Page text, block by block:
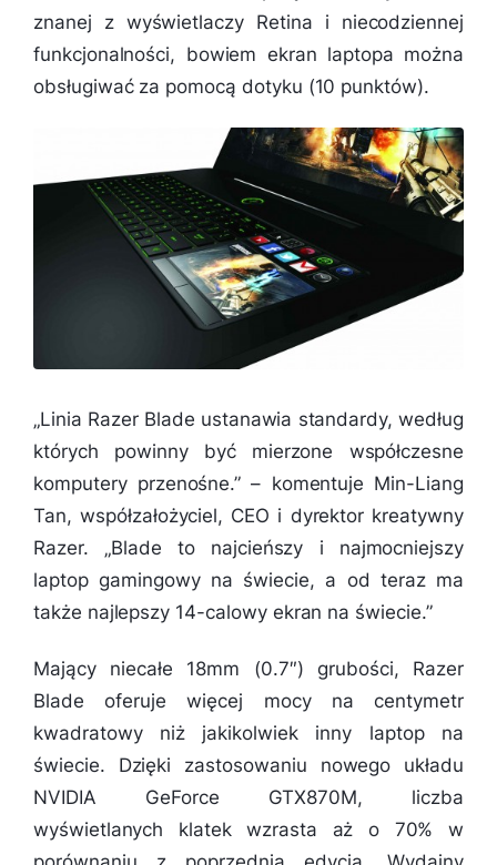
znanej z wyświetlaczy Retina i niecodziennej
funkcjonalności, bowiem ekran laptopa można
obsługiwać za pomocą dotyku (10 punktów).
„Linia Razer Blade ustanawia standardy, według
których powinny być mierzone współczesne
komputery przenośne.” – komentuje Min-Liang
Tan, współzałożyciel, CEO i dyrektor kreatywny
Razer. „Blade to najcieńszy i najmocniejszy
laptop gamingowy na świecie, a od teraz ma
także najlepszy 14-calowy ekran na świecie.”
Mający niecałe 18mm (0.7″) grubości, Razer
Blade oferuje więcej mocy na centymetr
kwadratowy niż jakikolwiek inny laptop na
świecie. Dzięki zastosowaniu nowego układu
NVIDIA GeForce GTX870M, liczba
wyświetlanych klatek wzrasta aż o 70% w